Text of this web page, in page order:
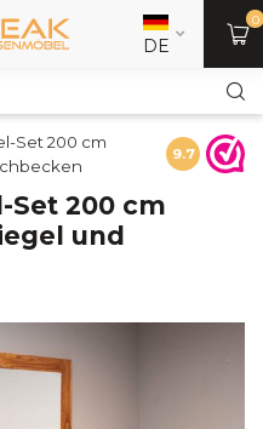
DE
0
Set 200 cm
9.7
200 cm
und